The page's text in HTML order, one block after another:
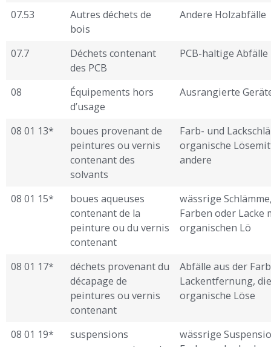
07.53
Autres déchets de
bois
Andere Holzabfälle
07.7
Déchets contenant
des PCB
PCB-haltige Abfälle
08
Équipements hors
d’usage
Ausrangierte
08 01 13*
boues provenant de
peintures ou vernis
contenant des
solvants
Farb- und
organische
andere
08 01 15*
boues aqueuses
contenant de la
peinture ou du vernis
contenant
wässrige
Farben oder Lacke
organischen Lö ­
08 01 17*
déchets provenant du
décapage de
peintures ou vernis
contenant
Abfälle aus der
Lackentfernung, die
organische Löse ­
08 01 19*
suspensions
wässrige